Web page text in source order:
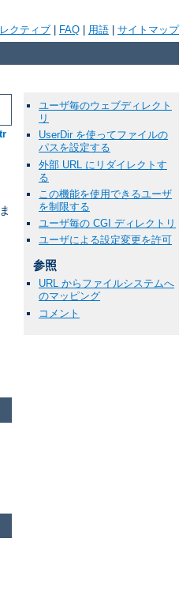
クティブ FAQ 用語 サイトマップ
tr
ユーザ毎のウェブディレクト
リ
UserDir を使ってファイルの
パスを設定する
外部 URL にリダイレクトす
る
この機能を使用できるユーザ
を制限する
ユーザ毎の CGI ディレクトリ
ユーザによる設定変更を許可
参照
URL からファイルシステムへ
のマッピング
コメント